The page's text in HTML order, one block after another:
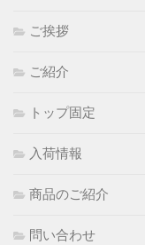
ご挨拶
ご紹介
トップ固定
入荷情報
商品のご紹介
問い合わせ